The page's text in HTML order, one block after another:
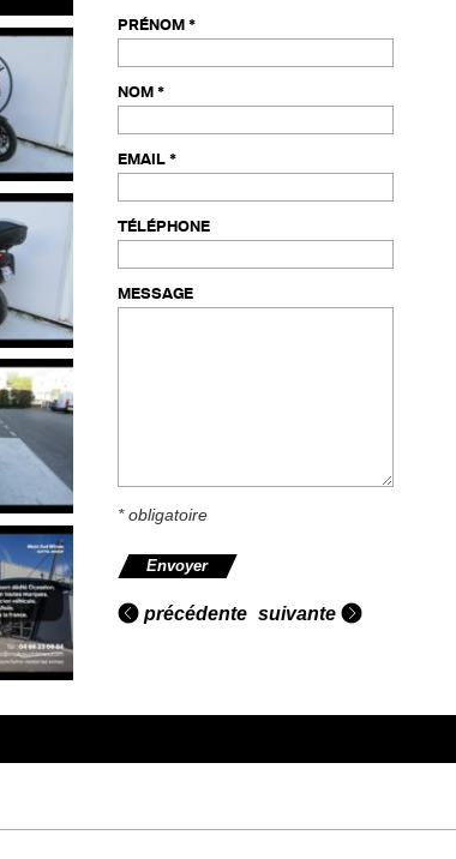
PRÉNOM
NOM
EMAIL
TÉLÉPHONE
MESSAGE
* obligatoire
précédente suivante